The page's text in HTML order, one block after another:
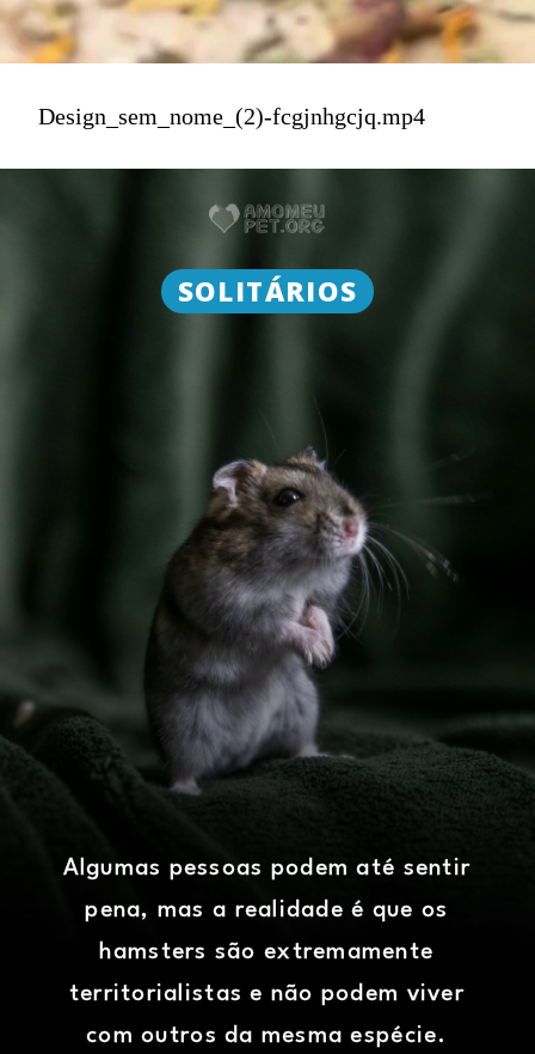
Design_sem_nome_(2)-fcgjnhgcjq.mp4
Algumas pessoas podem até sentir
pena, mas a realidade é que os
hamsters são extremamente
territorialistas e não podem viver
com outros da mesma espécie.
SOLITÁRIOS